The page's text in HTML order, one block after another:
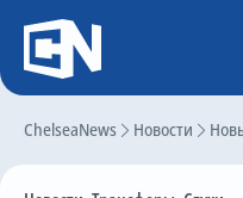
ChelseaNews Новости
Регистрация
Главная